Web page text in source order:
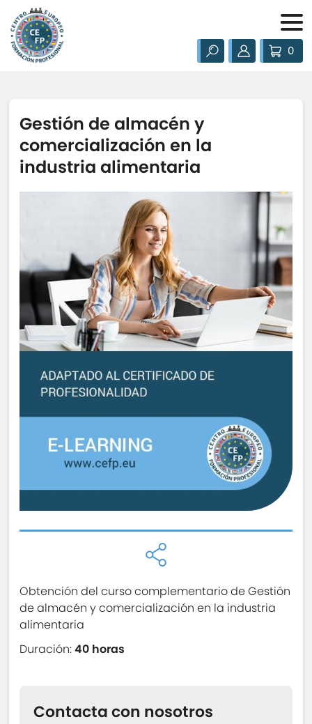
0
Gestión de almacén y
comercialización en la
industria alimentaria
Obtención del curso complementario de Gestión
de almacén y comercialización en la industria
alimentaria
Duración:40 horas
Contacta con nosotros